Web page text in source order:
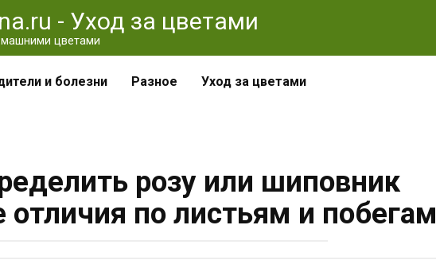
- Уход за цветами
цветами
и болезни Разное Уход за цветами
розу или шиповник
отличия по листьям и побегам